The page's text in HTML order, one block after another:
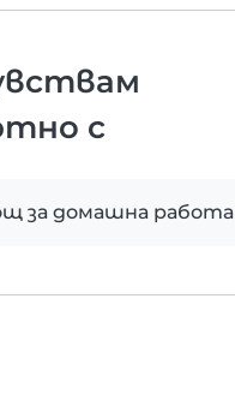
с
за домашна работа